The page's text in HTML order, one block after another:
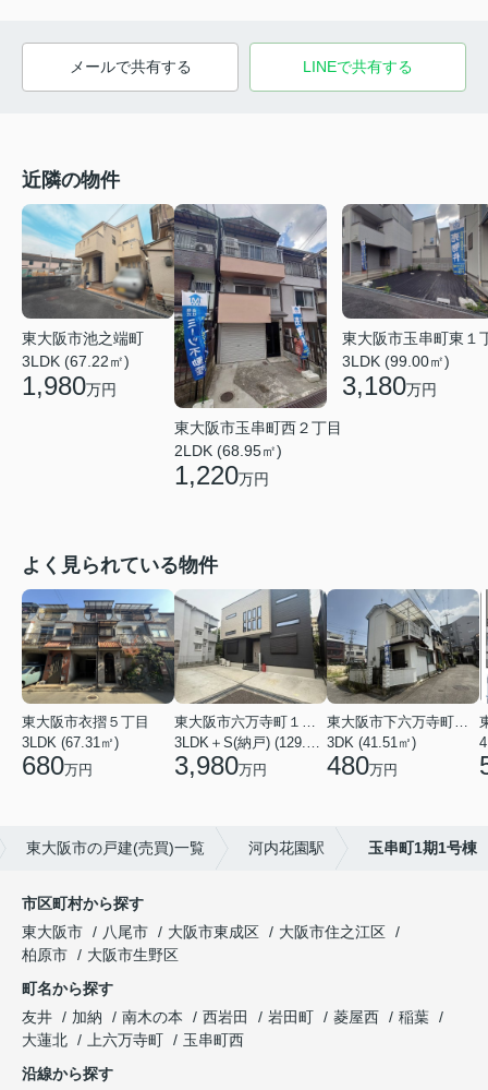
メールで共有する LINEで共有する
近隣の物件
東大阪市池之端町
3LDK (67.22㎡)
1,980万円
東大阪市玉串町西２丁目
2LDK (68.95㎡)
1,220万円
東大阪市玉串町東１
3LDK (99.00㎡)
3,180万円
よく見られている物件
東大阪市衣摺５丁目
3LDK (67.31㎡)
680万円 3,980万円
3DK (41.51㎡)
480万円
東大阪市の戸建(売買)一覧 河内花園駅 玉串町1期1号棟
市区町村から探す
東大阪市
八尾市 大阪市東成区
大阪市住之江区
柏原市
大阪市生野区
町名から探す
友井
加納 南木の本 西岩田 岩田町 菱屋西
稲葉
大蓮北
上六万寺町
玉串町西
沿線から探す